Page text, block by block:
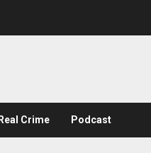
Crime Podcast